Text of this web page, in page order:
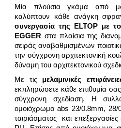
Μία πλούσια γκάμα από
καλύπτουν κάθε ανάγκη
συνεργασία της ELTOP με
EGGER στα πλαίσια της
σειράς αναβαθμισμένων
την σύγχρονη αρχιτεκτονική
δύναμη του αρχιτεκτονικού
Με τις μελαμινικές
εκπληρώσετε κάθε επιθυμία
σύγχρονη σχεδίαση. Η
ομοιόχρωμο abs 23/0.8mm, 28/
ταιριάσματος και